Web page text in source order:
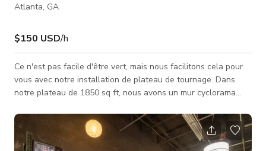
Atlanta, GA
$150 USD/h
Ce n'est pas facile d'être vert, mais nous facilitons cela pour
vous avec notre installation de plateau de tournage. Dans
notre plateau de 1850 sq ft, nous avons un mur cyclorama
studio dispose également d'un cyclorama blanc de 21' de long
et 15' de haut. Il est assez grand pour y faire entrer une
voiture, mais veuillez éviter de l'utiliser comme skatepark.